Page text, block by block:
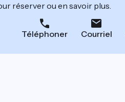
réserver ou en savoir plus.
Téléphoner Courriel